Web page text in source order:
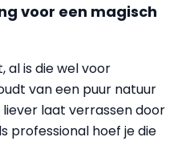
voor een magisch
is die wel voor
van een puur natuur
laat verrassen door
professional hoef je die